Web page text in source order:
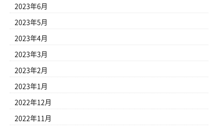
2023年6月
2023年5月
2023年4月
2023年3月
2023年2月
2023年1月
2022年12月
2022年11月